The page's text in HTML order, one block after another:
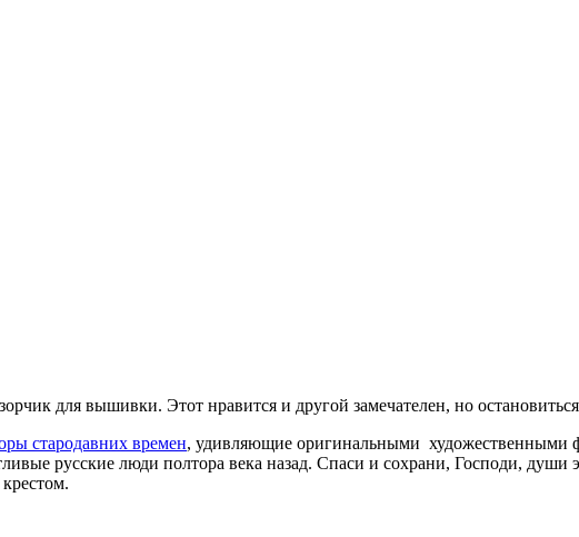
для вышивки. Этот нравится и другой замечателен, но
стародавних времен, удивляющие оригинальными
русские люди полтора века назад. Спаси и сохрани, Господи,